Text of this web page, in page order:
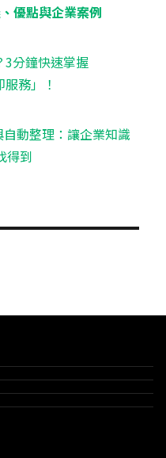
優點與企業案例
3分鐘快速掌握
務」！
動整理：讓企業知識
得到